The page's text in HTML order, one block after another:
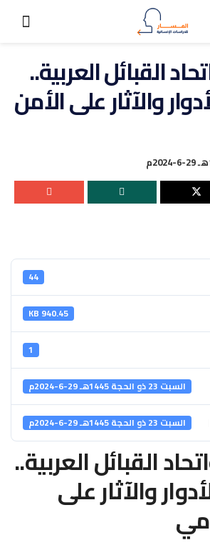
القبائل العربية..
والآثار على الأمن
44
940.45 KB
1
السبت 23 ذو الحجة 1445هـ 29-6-2024م
السبت 23 ذو الحجة 1445هـ 29-6-2024م
القبائل العربية..
والآثار على